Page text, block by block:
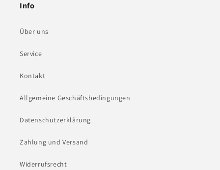
Info
Über uns
Service
Kontakt
Allgemeine Geschäftsbedingungen
Datenschutzerklärung
Zahlung und Versand
Widerrufsrecht